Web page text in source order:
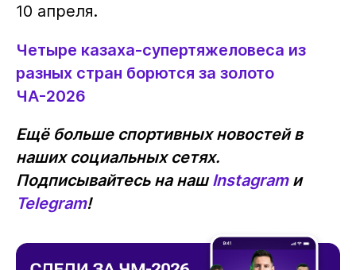
10 апреля.
Четыре казаха-супертяжеловеса из
разных стран борются за золото
ЧА-2026
Ещё больше спортивных новостей в
наших социальных сетях.
Подписывайтесь на нашInstagramи
Telegram!